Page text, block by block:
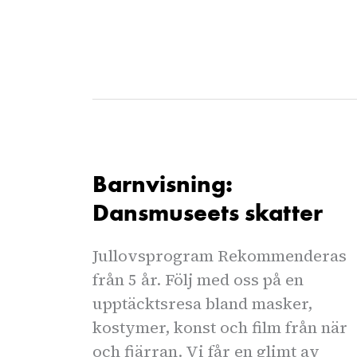
Barnvisning:
Dansmuseets skatter
Jullovsprogram Rekommenderas
från 5 år. Följ med oss på en
upptäcktsresa bland masker,
kostymer, konst och film från när
och fjärran. Vi får en glimt av